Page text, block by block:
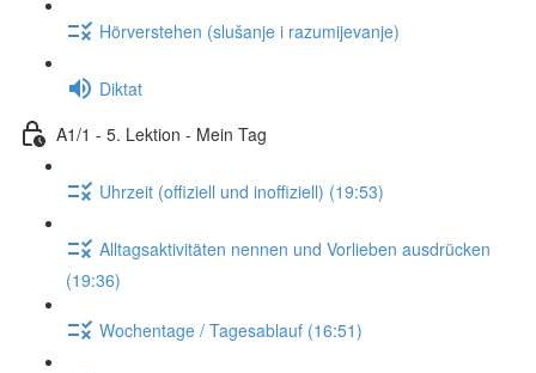
Hörverstehen (slušanje i razumijevanje)
Diktat
A1/1 - 5. Lektion - Mein Tag
Uhrzeit (offiziell und inoffiziell) (19:53)
Alltagsaktivitäten nennen und Vorlieben ausdrücken
(19:36)
Wochentage / Tagesablauf (16:51)